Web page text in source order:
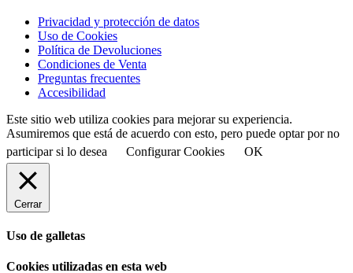
Privacidad y protección de datos
Uso de Cookies
Política de Devoluciones
Condiciones de Venta
Preguntas frecuentes
Accesibilidad
Este sitio web utiliza cookies para mejorar su experiencia.
Asumiremos que está de acuerdo con esto, pero puede optar por no
participar si lo desea
Configurar Cookies OK
Cerrar
Uso de galletas
Cookies utilizadas en esta web